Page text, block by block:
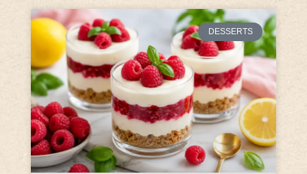
DESSERTS